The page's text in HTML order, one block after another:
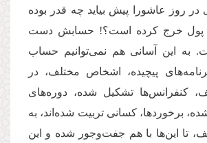
در روز عاشورا پیش بیاید چه قدر بوده
پول خرج کرده است؟! حسابش دست
به این آسانی هم نمی‌توانیم حساب
پیچیده، اشخاص مختلف، در
کنفرانس‌ها تشکیل شده، دوره‌های
برخوردها، کسانی تربیت شده‌اند، به
تا این‌ها با هم جفت‌وجور شده و این